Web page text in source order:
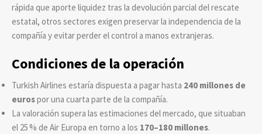
rápida que aporte liquidez tras la devolución parcial del rescate
estatal, otros sectores exigen preservar la independencia de la
compañía y evitar perder el control a manos extranjeras.
Condiciones de la operación
Turkish Airlines estaría dispuesta a pagar hasta 240 millones de
eurospor una cuarta parte de la compañía.
La valoración supera las estimaciones del mercado, que situaban
el 25 % de Air Europa en torno a los 170–180 millones.